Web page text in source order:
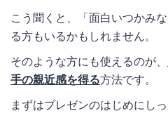
こう聞くと、「面白いつかみ
る方もいるかもしれません。
そのような方にも使えるのが、
手の親近感を得る方法です。
まずはプレゼンのはじめにし